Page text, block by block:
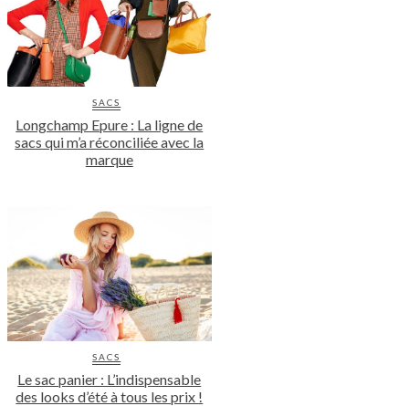
SACS
Longchamp Epure : La ligne de
sacs qui m’a réconciliée avec la
marque
SACS
Le sac panier : L’indispensable
des looks d’été à tous les prix !